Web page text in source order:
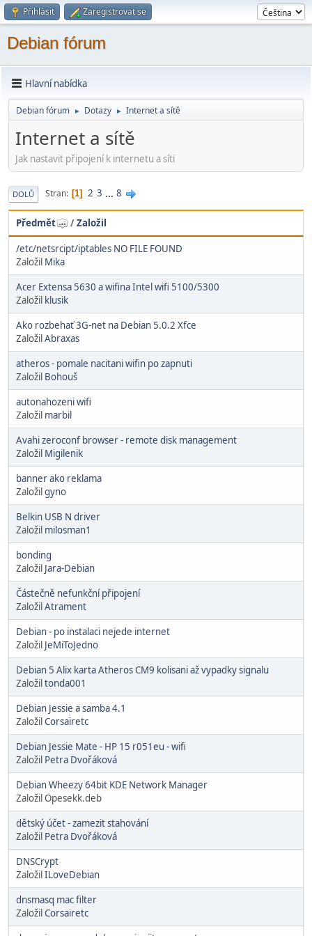
Přihlásit Zaregistrovat se
Debian fórum
Hlavní nabídka
Debian fórum ► Dotazy ► Internet a sítě
Internet a sítě
Jak nastavit připojení k internetu a síti
DOLŮ Stran 1 2 3 ... 8
Předmět /Založil
/etc/netsrcipt/iptables NO FILE FOUND
Založil Mika
Acer Extensa 5630 a wifina Intel wifi 5100/5300
Založil klusik
Ako rozbehať 3G-net na Debian 5.0.2 Xfce
ZaložilAbraxas
atheros - pomale nacitani wifin po zapnuti
Založil Bohouš
autonahozeni wifi
Založil marbil
Avahi zeroconf browser - remote disk management
Založil Migilenik
banner ako reklama
Založilgyno
Belkin USB N driver
Založil milosman1
bonding
Založil Jara-Debian
Částečně nefunkční připojení
ZaložilAtrament
Debian - po instalaci nejede internet
Založil JeMiToJedno
Debian 5 Alix karta Atheros CM9 kolisani až vypadky signalu
Založiltonda001
Debian Jessie a samba 4.1
ZaložilCorsairetc
Debian Jessie Mate - HP 15 r051eu - wifi
Založil Petra Dvořáková
Debian Wheezy 64bit KDE Network Manager
Založil Opesekk.deb
dětský účet - zamezit stahování
Založil Petra Dvořáková
DNSCrypt
ZaložilILoveDebian
dnsmasq mac filter
ZaložilCorsairetc